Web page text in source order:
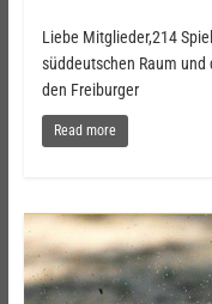
Liebe Mitglieder,214
süddeutschen Raum
den Freiburger
Read more